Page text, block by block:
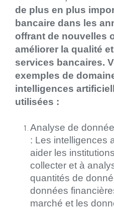
de plus en plus
bancaire dans les
offrant de nouvelles
améliorer la qualité
services bancaires.
exemples de
intelligences
utilisées :
Analyse de
: Les intelligences
aider les
collecter et à
quantités de
données
marché et les